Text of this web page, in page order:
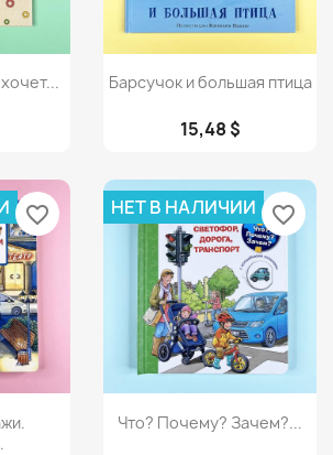
Просмотр
Барсучок и большая птица
15,48 $
favorite_border
Просмотр
Что? Почему? Зачем?...
НЕТ В НАЛИЧИИ favorite_border